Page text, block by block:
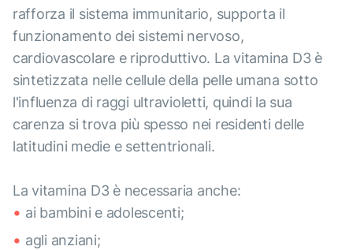
rafforza il sistema immunitario, supporta il
funzionamento dei sistemi nervoso,
cardiovascolare e riproduttivo. La vitamina D3 è
sintetizzata nelle cellule della pelle umana sotto
l'influenza di raggi ultravioletti, quindi la sua
carenza si trova più spesso nei residenti delle
latitudini medie e settentrionali.
La vitamina D3 è necessaria anche:
ai bambini e adolescenti;
agli anziani;